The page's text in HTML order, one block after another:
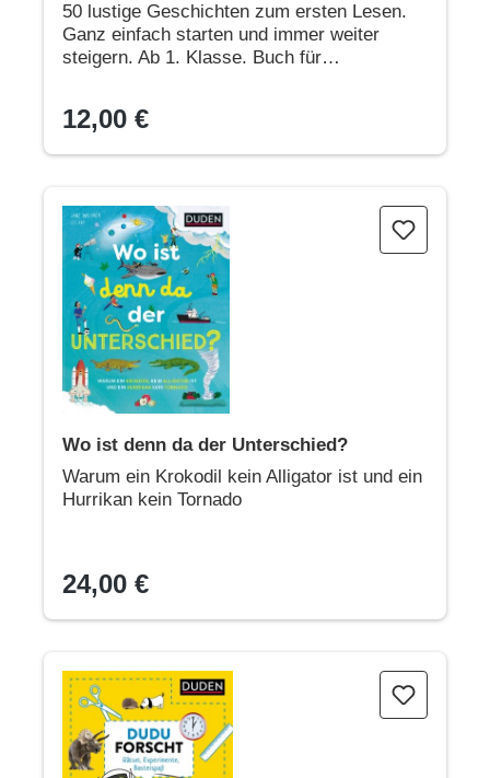
50 lustige Geschichten zum ersten Lesen.
Ganz einfach starten und immer weiter
steigern. Ab 1. Klasse. Buch für
12,00 €
Wo ist denn da der Unterschied?
Wo ist denn da der Unterschied?
Warum ein Krokodil kein Alligator ist und ein
Hurrikan kein Tornado
24,00 €
Dudu forscht. Von A bis Z